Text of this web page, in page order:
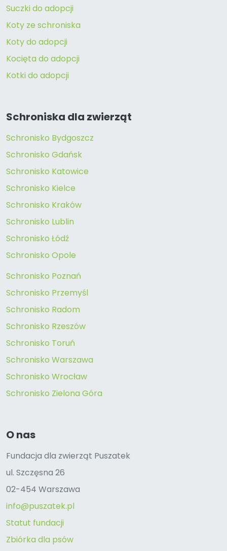
Suczki do adopcji
Koty ze schroniska
Koty do adopcji
Kocięta do adopcji
Kotki do adopcji
Schroniska dla zwierząt
Schronisko Bydgoszcz
Schronisko Gdańsk
Schronisko Katowice
Schronisko Kielce
Schronisko Kraków
Schronisko Lublin
Schronisko Łódź
Schronisko Opole
Schronisko Poznań
Schronisko Przemyśl
Schronisko Radom
Schronisko Rzeszów
Schronisko Toruń
Schronisko Warszawa
Schronisko Wrocław
Schronisko Zielona Góra
O nas
Fundacja dla zwierząt Puszatek
ul. Szczęsna 26
02-454 Warszawa
info@puszatek.pl
Statut fundacji
Zbiórka dla psów